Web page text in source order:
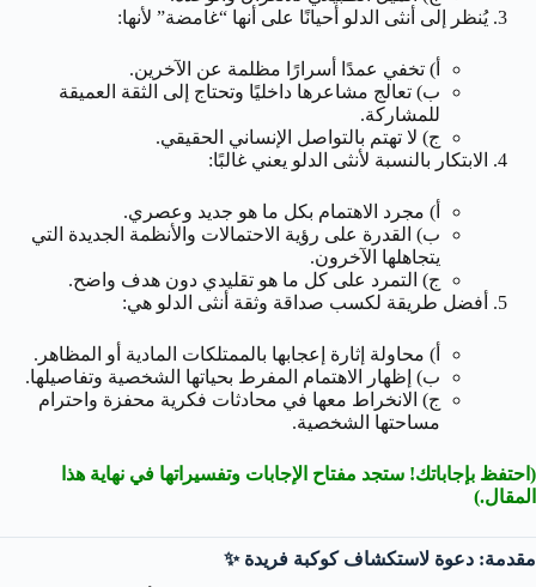
يُنظر إلى أنثى الدلو أحيانًا على أنها “غامضة” لأنها:
أ) تخفي عمدًا أسرارًا مظلمة عن الآخرين.
ب) تعالج مشاعرها داخليًا وتحتاج إلى الثقة العميقة
للمشاركة.
ج) لا تهتم بالتواصل الإنساني الحقيقي.
الابتكار بالنسبة لأنثى الدلو يعني غالبًا:
أ) مجرد الاهتمام بكل ما هو جديد وعصري.
ب) القدرة على رؤية الاحتمالات والأنظمة الجديدة التي
يتجاهلها الآخرون.
ج) التمرد على كل ما هو تقليدي دون هدف واضح.
أفضل طريقة لكسب صداقة وثقة أنثى الدلو هي:
أ) محاولة إثارة إعجابها بالممتلكات المادية أو المظاهر.
ب) إظهار الاهتمام المفرط بحياتها الشخصية وتفاصيلها.
ج) الانخراط معها في محادثات فكرية محفزة واحترام
مساحتها الشخصية.
(احتفظ بإجاباتك! ستجد مفتاح الإجابات وتفسيراتها في نهاية هذا
المقال.)
مقدمة: دعوة لاستكشاف كوكبة فريدة ✨